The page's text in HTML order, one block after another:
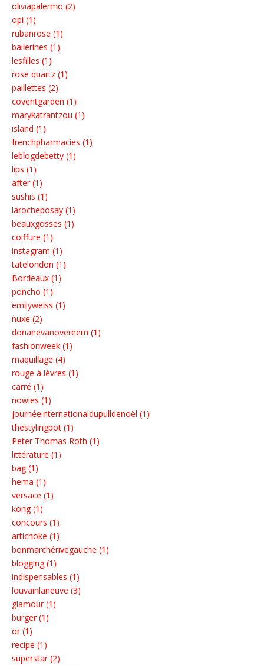
oliviapalermo (2)
opi (1)
rubanrose (1)
ballerines (1)
lesfilles (1)
rose quartz (1)
paillettes (2)
coventgarden (1)
marykatrantzou (1)
island (1)
frenchpharmacies (1)
leblogdebetty (1)
lips (1)
after (1)
sushis (1)
larocheposay (1)
beauxgosses (1)
coiffure (1)
instagram (1)
tatelondon (1)
Bordeaux (1)
poncho (1)
emilyweiss (1)
nuxe (2)
dorianevanovereem (1)
fashionweek (1)
maquillage (4)
rouge à lèvres (1)
carré (1)
nowles (1)
journéeinternationaldupulldenoël (1)
thestylingpot (1)
Peter Thomas Roth (1)
littérature (1)
bag (1)
hema (1)
versace (1)
kong (1)
concours (1)
artichoke (1)
bonmarchérivegauche (1)
blogging (1)
indispensables (1)
louvainlaneuve (3)
glamour (1)
burger (1)
or (1)
recipe (1)
superstar (2)